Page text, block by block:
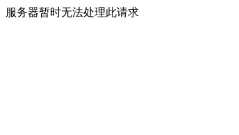
服务器暂时无法处理此请求